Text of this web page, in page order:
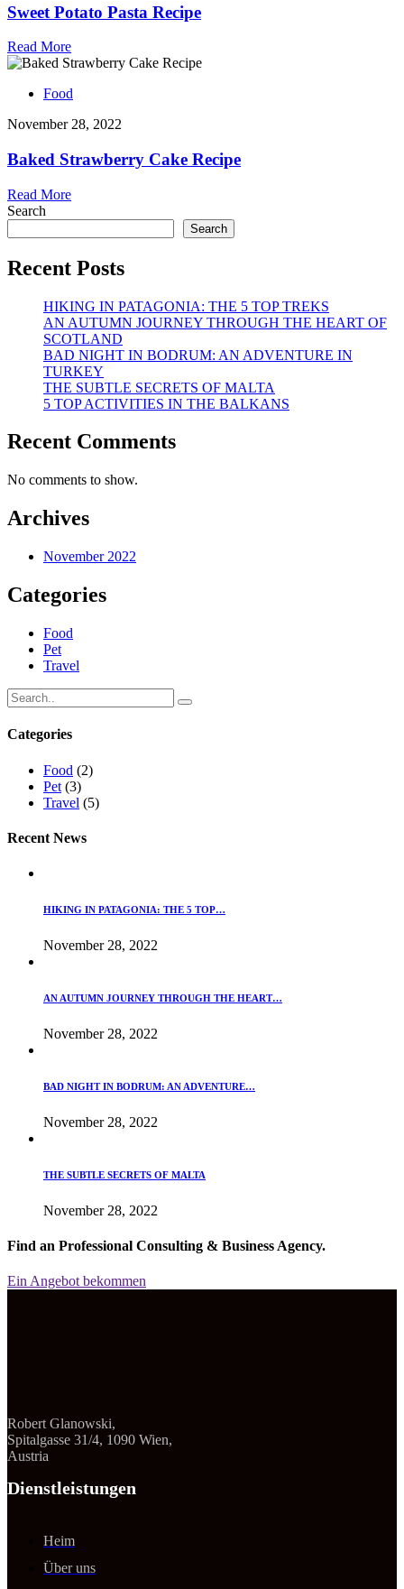
Sweet Potato Pasta Recipe
Read More
Food
November 28, 2022
Baked Strawberry Cake Recipe
Read More
Search
Search
Recent Posts
HIKING IN PATAGONIA: THE 5 TOP TREKS
AN AUTUMN JOURNEY THROUGH THE HEART OF
SCOTLAND
BAD NIGHT IN BODRUM: AN ADVENTURE IN
TURKEY
THE SUBTLE SECRETS OF MALTA
5 TOP ACTIVITIES IN THE BALKANS
Recent Comments
No comments to show.
Archives
November 2022
Categories
Food
Pet
Travel
Categories
Food (2)
Pet (3)
Travel (5)
Recent News
HIKING IN PATAGONIA: THE 5 TOP…
November 28, 2022
AN AUTUMN JOURNEY THROUGH THE HEART…
November 28, 2022
BAD NIGHT IN BODRUM: AN ADVENTURE…
November 28, 2022
THE SUBTLE SECRETS OF MALTA
November 28, 2022
Find an Professional Consulting & Business Agency.
Ein Angebot bekommen
Robert Glanowski,
Spitalgasse 31/4, 1090 Wien,
Austria
Dienstleistungen
Heim
Über uns